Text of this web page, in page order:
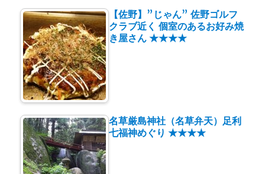
【佐野】”じゃん” 佐野ゴルフ
クラブ近く 個室のあるお好み焼
き屋さん ★★★★
名草厳島神社（名草弁天）足利
七福神めぐり ★★★★